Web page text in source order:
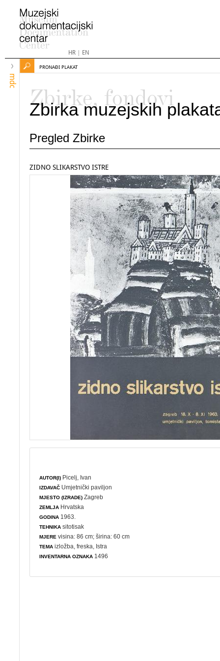
HR| EN
mdc
PRONAĐI PLAKAT
Zbirke, fondovi
Zbirka muzejskih
Pregled Zbirke
ZIDNO SLIKARSTVO ISTRE
AUTOR(I) Picelj, Ivan
IZDAVAČ Umjetnički paviljon
MJESTO (IZRADE) Zagreb
ZEMLJA Hrvatska
GODINA 1963.
TEHNIKA sitotisak
MJERE visina: 86 cm; širina: 60 cm
TEMA izložba ,freska , Istra
INVENTARNA OZNAKA 1496